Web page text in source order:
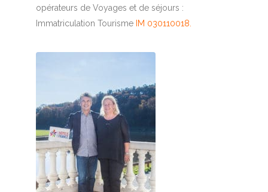
opérateurs de Voyages et de séjours :
Immatriculation Tourisme IM 030110018.